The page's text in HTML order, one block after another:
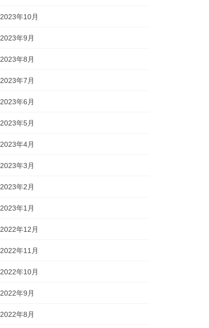
2023年10月
2023年9月
2023年8月
2023年7月
2023年6月
2023年5月
2023年4月
2023年3月
2023年2月
2023年1月
2022年12月
2022年11月
2022年10月
2022年9月
2022年8月